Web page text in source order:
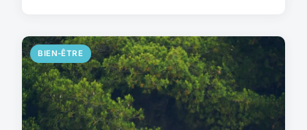
BIEN-ÊTRE